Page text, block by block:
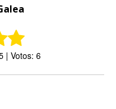
| Votos: 6